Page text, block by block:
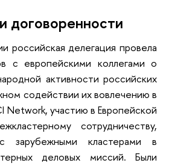
договоренности
российская делегация провела
с европейскими коллегами о
активности российских
содействии их вовлечению в
Network, участию в Европейской
сотрудничеству,
зарубежными кластерами в
деловых миссий. Были